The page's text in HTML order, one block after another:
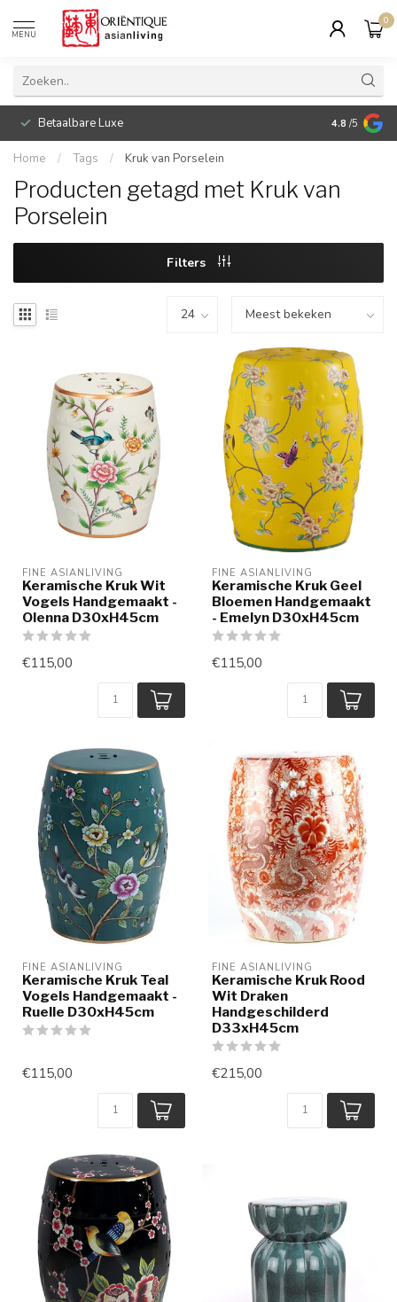
MENU
0
Betaalbare Luxe 4.8 /5
Home / Tags / Kruk van Porselein
Producten getagd met Kruk van
Porselein
Filters
FINE ASIANLIVING
Keramische Kruk Wit
Vogels Handgemaakt -
Olenna D30xH45cm
€115,00
FINE ASIANLIVING
Keramische Kruk Geel
Bloemen Handgemaakt
- Emelyn D30xH45cm
€115,00
FINE ASIANLIVING
Keramische Kruk Teal
Vogels Handgemaakt -
Ruelle D30xH45cm
€115,00
FINE ASIANLIVING
Keramische Kruk Rood
Wit Draken
Handgeschilderd
D33xH45cm
€215,00